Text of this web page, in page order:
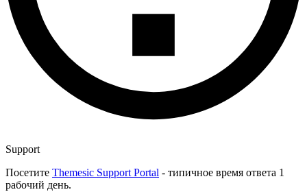
Support
Посетите Themesic Support Portal - типичное время ответа 1
рабочий день.